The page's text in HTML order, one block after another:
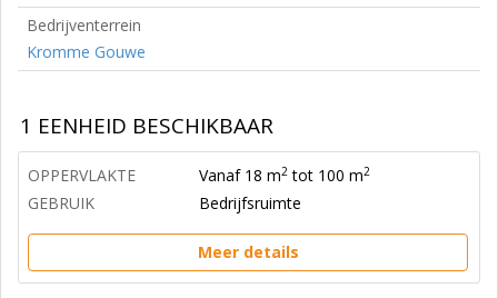
Bedrijventerrein
Kromme Gouwe
1 EENHEID BESCHIKBAAR
OPPERVLAKTE Vanaf 18 m2 tot 100 m2
GEBRUIK Bedrijfsruimte
Meer details